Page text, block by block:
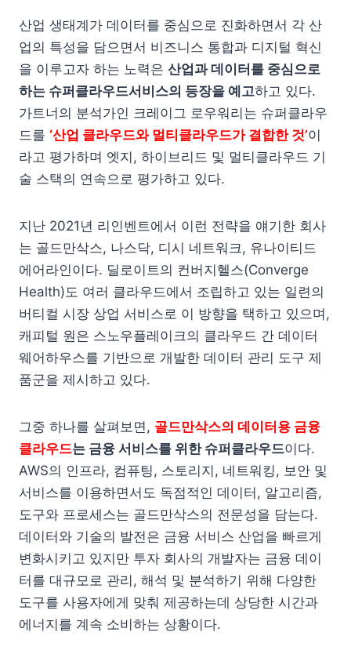
산업 생태계가 데이터를 중심으로 진화하면서 각 산
업의 특성을 담으면서 비즈니스 통합과 디지털 혁신
을 이루고자 하는 노력은 산업과 데이터를 중심으로
하는 슈퍼클라우드서비스의 등장을 예고하고 있다.
가트너의 분석가인 크레이그 로우워리는 슈퍼클라우
드를 ‘산업 클라우드와 멀티클라우드가 결합한 것’이
라고 평가하며 엣지, 하이브리드 및 멀티클라우드 기
술 스택의 연속으로 평가하고 있다.
지난 2021년 리인벤트에서 이런 전략을 얘기한 회사
는 골드만삭스, 나스닥, 디시 네트워크, 유나이티드
에어라인이다. 딜로이트의 컨버지헬스(Converge
Health)도 여러 클라우드에서 조립하고 있는 일련의
버티컬 시장 상업 서비스로 이 방향을 택하고 있으며,
캐피털 원은 스노우플레이크의 클라우드 간 데이터
웨어하우스를 기반으로 개발한 데이터 관리 도구 제
품군을 제시하고 있다.
그중 하나를 살펴보면, 골드만삭스의 데이터용 금융
클라우드는 금융 서비스를 위한 슈퍼클라우드이다.
AWS의 인프라, 컴퓨팅, 스토리지, 네트워킹, 보안 및
서비스를 이용하면서도 독점적인 데이터, 알고리즘,
도구와 프로세스는 골드만삭스의 전문성을 담는다.
데이터와 기술의 발전은 금융 서비스 산업을 빠르게
변화시키고 있지만 투자 회사의 개발자는 금융 데이
터를 대규모로 관리, 해석 및 분석하기 위해 다양한
도구를 사용자에게 맞춰 제공하는데 상당한 시간과
에너지를 계속 소비하는 상황이다.